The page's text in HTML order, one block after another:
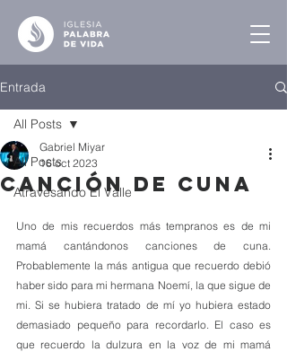
Entrada
All Posts
Atravesando El Valle
All Posts
Canción de Cuna
Gabriel Miyar
16 oct 2023
Uno de mis recuerdos más tempranos es de mi
mamá cantándonos canciones de cuna.
Probablemente la más antigua que recuerdo debió
haber sido para mi hermana Noemí, la que sigue de
mi. Si se hubiera tratado de mí yo hubiera estado
demasiado pequeño para recordarlo. El caso es
que recuerdo la dulzura en la voz de mi mamá